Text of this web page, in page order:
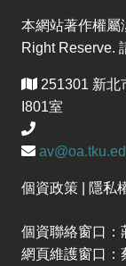
本網站著作權屬
Right Reserve.
251301 新
I801室
個資政策 | 隱私
個資聯絡窗口
網頁維護窗口